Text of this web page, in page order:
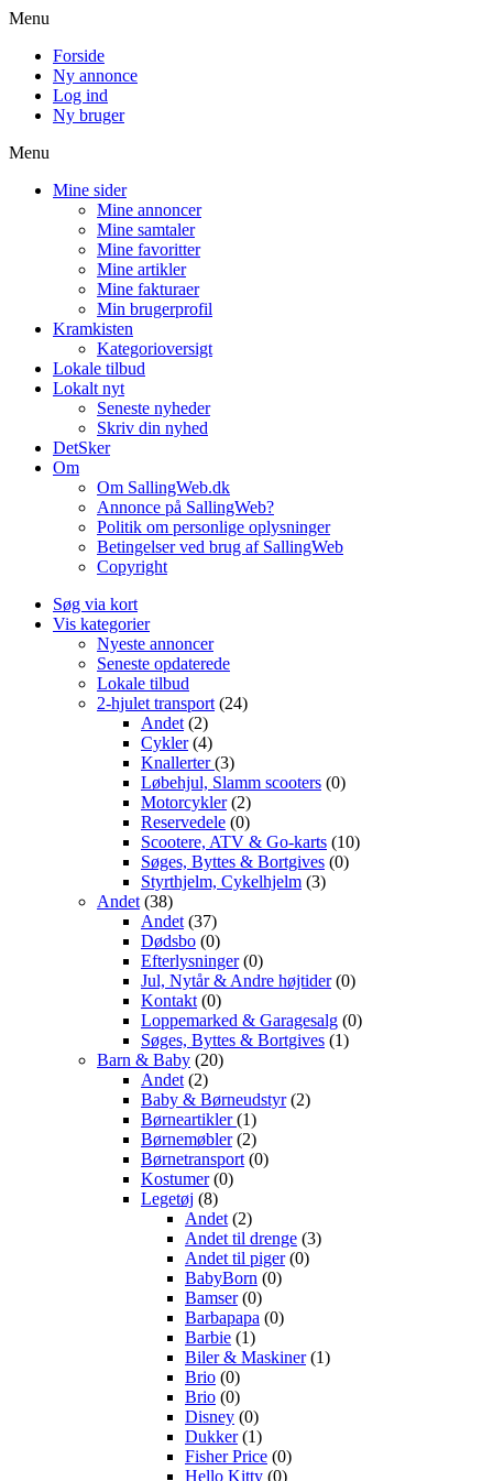
Menu
Forside
Ny annonce
Log ind
Ny bruger
Menu
Mine sider
Mine annoncer
Mine samtaler
Mine favoritter
Mine artikler
Mine fakturaer
Min brugerprofil
Kramkisten
Kategorioversigt
Lokale tilbud
Lokalt nyt
Seneste nyheder
Skriv din nyhed
DetSker
Om
Om SallingWeb.dk
Annonce på SallingWeb?
Politik om personlige oplysninger
Betingelser ved brug af SallingWeb
Copyright
Søg via kort
Vis kategorier
Nyeste annoncer
Seneste opdaterede
Lokale tilbud
2-hjulet transport (24)
Andet (2)
Cykler(4)
Knallerter(3)
Løbehjul, Slamm scooters (0)
Motorcykler(2)
Reservedele (0)
Scootere, ATV & Go-karts (10)
Søges, Byttes & Bortgives (0)
Styrthjelm, Cykelhjelm (3)
Andet (38)
Andet (37)
Dødsbo (0)
Efterlysninger(0)
Jul, Nytår & Andre højtider(0)
Kontakt (0)
Loppemarked & Garagesalg (0)
Søges, Byttes & Bortgives (1)
Barn & Baby (20)
Andet (2)
Baby & Børneudstyr(2)
Børneartikler(1)
Børnemøbler(2)
Børnetransport (0)
Kostumer(0)
Legetøj (8)
Andet (2)
Andet til drenge (3)
Andet til piger(0)
BabyBorn (0)
Bamser(0)
Barbapapa (0)
Barbie (1)
Biler & Maskiner(1)
Brio (0)
Brio (0)
Disney (0)
Dukker(1)
Fisher Price (0)
Hello Kitty (0)